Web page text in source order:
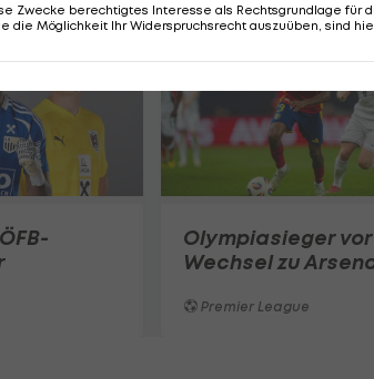
Olympiasieger vor
Wechsel zu
Premier League
Zwecke berechtigtes Interesse als Rechtsgrundlage für
die Möglichkeit Ihr Widerspruchsrecht auszuüben, sind